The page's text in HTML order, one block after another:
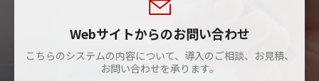
Webサイトからのお問い合わせ
こちらのシステムの内容について、導入のご相談、お見積、
お問い合わせを承ります。